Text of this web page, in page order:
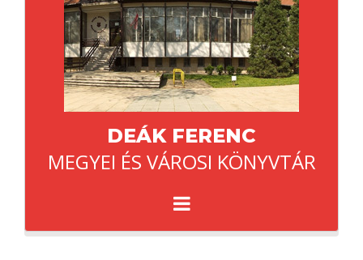
DEÁK FERENC
MEGYEI ÉS VÁROSI KÖNYVTÁR